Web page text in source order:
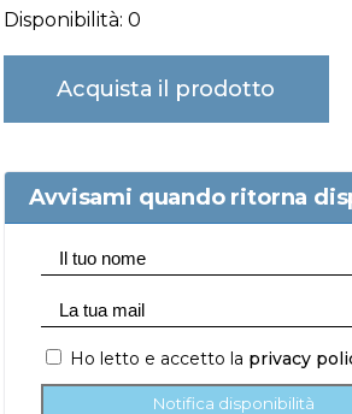
Disponibilità: 0
Acquista il prodotto
Avvisami quando ritorna
Ho letto e accetto la privacy
Notifica disponibilità